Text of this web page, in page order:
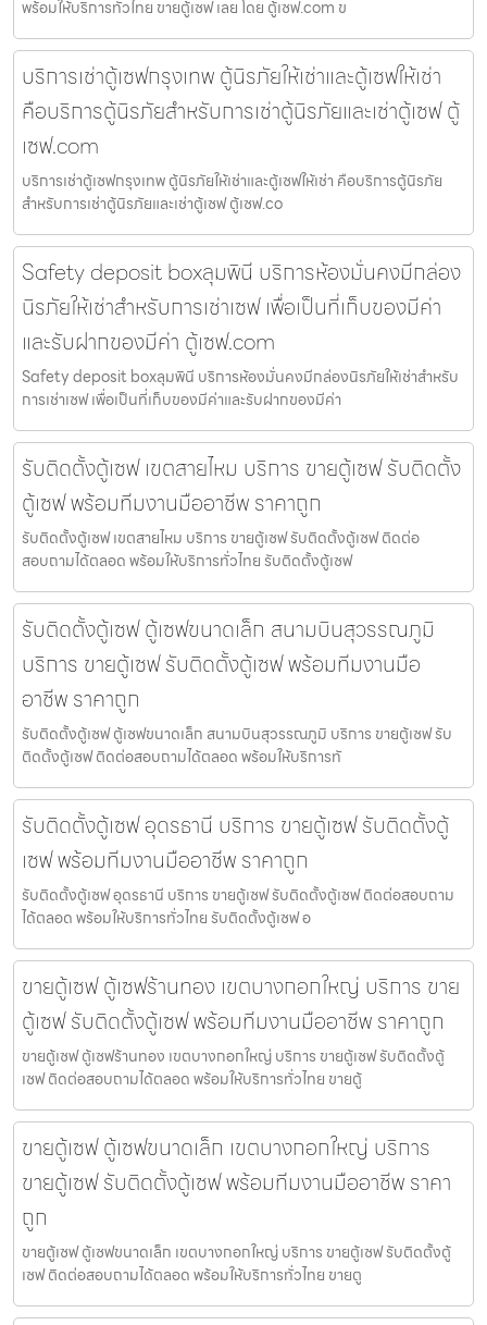
พร้อมให้บริการทั่วไทย ขายตู้เซฟ เลย โดย ตู้เซฟ.com ข
บริการเช่าตู้เซฟกรุงเทพ ตู้นิรภัยให้เช่าและตู้เซฟให้เช่า
คือบริการตู้นิรภัยสำหรับการเช่าตู้นิรภัยและเช่าตู้เซฟ ตู้
เซฟ.com
บริการเช่าตู้เซฟกรุงเทพ ตู้นิรภัยให้เช่าและตู้เซฟให้เช่า คือบริการตู้นิรภัย
สำหรับการเช่าตู้นิรภัยและเช่าตู้เซฟ ตู้เซฟ.co
Safety deposit boxลุมพินี บริการห้องมั่นคงมีกล่อง
นิรภัยให้เช่าสำหรับการเช่าเซฟ เพื่อเป็นที่เก็บของมีค่า
และรับฝากของมีค่า ตู้เซฟ.com
Safety deposit boxลุมพินี บริการห้องมั่นคงมีกล่องนิรภัยให้เช่าสำหรับ
การเช่าเซฟ เพื่อเป็นที่เก็บของมีค่าและรับฝากของมีค่า
รับติดตั้งตู้เซฟ เขตสายไหม บริการ ขายตู้เซฟ รับติดตั้ง
ตู้เซฟ พร้อมทีมงานมืออาชีพ ราคาถูก
รับติดตั้งตู้เซฟ เขตสายไหม บริการ ขายตู้เซฟ รับติดตั้งตู้เซฟ ติดต่อ
สอบถามได้ตลอด พร้อมให้บริการทั่วไทย รับติดตั้งตู้เซฟ
รับติดตั้งตู้เซฟ ตู้เซฟขนาดเล็ก สนามบินสุวรรณภูมิ
บริการ ขายตู้เซฟ รับติดตั้งตู้เซฟ พร้อมทีมงานมือ
อาชีพ ราคาถูก
รับติดตั้งตู้เซฟ ตู้เซฟขนาดเล็ก สนามบินสุวรรณภูมิ บริการ ขายตู้เซฟ รับ
ติดตั้งตู้เซฟ ติดต่อสอบถามได้ตลอด พร้อมให้บริการทั
รับติดตั้งตู้เซฟ อุดรธานี บริการ ขายตู้เซฟ รับติดตั้งตู้
เซฟ พร้อมทีมงานมืออาชีพ ราคาถูก
รับติดตั้งตู้เซฟ อุดรธานี บริการ ขายตู้เซฟ รับติดตั้งตู้เซฟ ติดต่อสอบถาม
ได้ตลอด พร้อมให้บริการทั่วไทย รับติดตั้งตู้เซฟ อ
ขายตู้เซฟ ตู้เซฟร้านทอง เขตบางกอกใหญ่ บริการ ขาย
ตู้เซฟ รับติดตั้งตู้เซฟ พร้อมทีมงานมืออาชีพ ราคาถูก
ขายตู้เซฟ ตู้เซฟร้านทอง เขตบางกอกใหญ่ บริการ ขายตู้เซฟ รับติดตั้งตู้
เซฟ ติดต่อสอบถามได้ตลอด พร้อมให้บริการทั่วไทย ขายตู้
ขายตู้เซฟ ตู้เซฟขนาดเล็ก เขตบางกอกใหญ่ บริการ
ขายตู้เซฟ รับติดตั้งตู้เซฟ พร้อมทีมงานมืออาชีพ ราคา
ถูก
ขายตู้เซฟ ตู้เซฟขนาดเล็ก เขตบางกอกใหญ่ บริการ ขายตู้เซฟ รับติดตั้งตู้
เซฟ ติดต่อสอบถามได้ตลอด พร้อมให้บริการทั่วไทย ขายตู